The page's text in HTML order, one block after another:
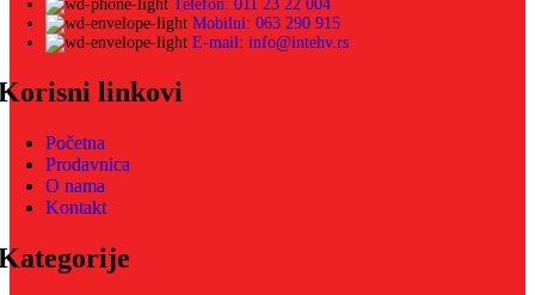
Telefon: 011 23 22 004
Mobilni: 063 290 915
E-mail: info@intehv.rs
linkovi
Početna
Prodavnica
O nama
Kontakt